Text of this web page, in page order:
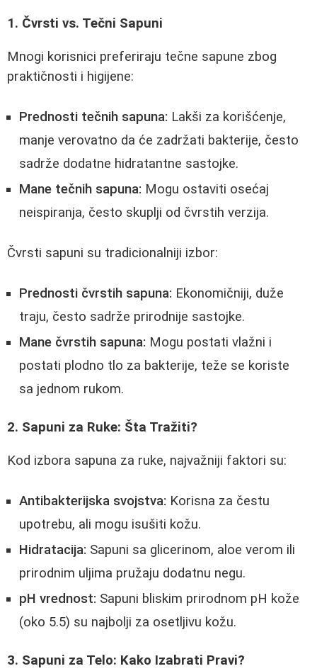
1. Čvrsti vs. Tečni Sapuni
Mnogi korisnici preferiraju tečne sapune zbog
praktičnosti i higijene:
Prednosti tečnih sapuna: Lakši za korišćenje,
manje verovatno da će zadržati bakterije, često
sadrže dodatne hidratantne sastojke.
Mane tečnih sapuna: Mogu ostaviti osećaj
neispiranja, često skuplji od čvrstih verzija.
Čvrsti sapuni su tradicionalniji izbor:
Prednosti čvrstih sapuna: Ekonomičniji, duže
traju, često sadrže prirodnije sastojke.
Mane čvrstih sapuna: Mogu postati vlažni i
postati plodno tlo za bakterije, teže se koriste
sa jednom rukom.
2. Sapuni za Ruke: Šta Tražiti?
Kod izbora sapuna za ruke, najvažniji faktori su:
Antibakterijska svojstva: Korisna za čestu
upotrebu, ali mogu isušiti kožu.
Hidratacija: Sapuni sa glicerinom, aloe verom ili
prirodnim uljima pružaju dodatnu negu.
pH vrednost: Sapuni bliskim prirodnom pH kože
(oko 5.5) su najbolji za osetljivu kožu.
3. Sapuni za Telo: Kako Izabrati Pravi?